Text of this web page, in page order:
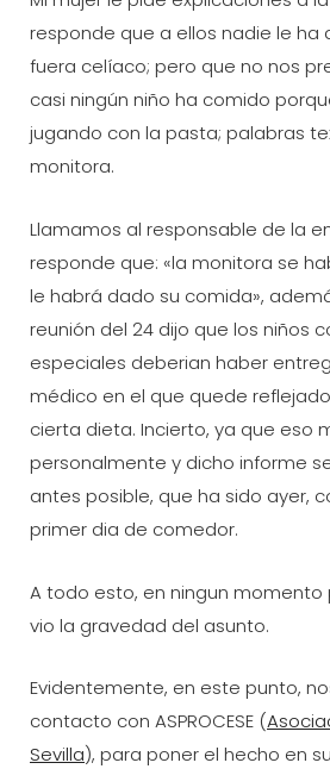
responde que a ellos nadie le ha
fuera celíaco; pero que no nos
casi ningún niño ha comido
jugando con la pasta; palabras
monitora.
Llamamos al responsable de la
responde que: «la monitora se
le habrá dado su comida»,
reunión del 24 dijo que los niños
especiales deberian haber
médico en el que quede
cierta dieta. Incierto, ya que eso
personalmente y dicho informe
antes posible, que ha sido ayer,
primer dia de comedor.
A todo esto, en ningun momento
vio la gravedad del asunto.
Evidentemente, en este punto,
contacto con ASPROCESE (
Sevilla), para poner el hecho en